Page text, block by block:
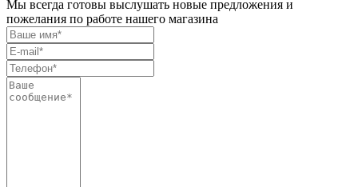
Мы всегда готовы выслушать новые предложения и
пожелания по работе нашего магазина